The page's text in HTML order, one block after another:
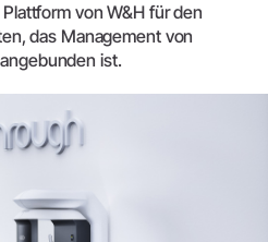
von W&H für den
das Management von
ist.